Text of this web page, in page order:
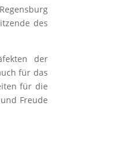
des
der
für das
für die
Freude